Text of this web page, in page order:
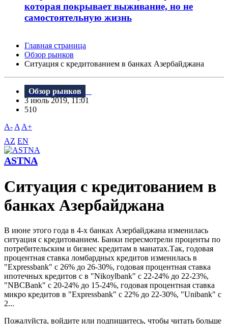
которая покрывает выживание, но не
самостоятельную жизнь
Главная страница
Обзор рынков
Ситуация с кредитованием в банках Азербайджана
Обзор рынков
3 июль 2019, 11:01
510
A- A A+
AZ EN
ASTNA
Ситуация с кредитованием в
банках Азербайджана
B июне этого года в 4-х банках Азербайджана изменилась
ситуация с кредитованием. Банки пересмотрели проценты по
потребительским и бизнес кредитам в манатах.Так, годовая
процентная ставка ломбардных кредитов изменилась в
"Expressbank" с 26% до 26-30%, годовая процентная ставка
ипотечных кредитов с в "Nikoylbank" с 22-24% до 22-23%,
"NBCBank" с 20-24% до 15-24%, годовая процентная ставка
микро кредитов в "Expressbank" с 22% до 22-30%, "Unibank" с
2...
Пожалуйста, войдите или подпишитесь, чтобы читать больше